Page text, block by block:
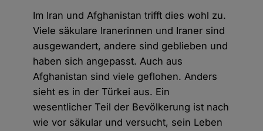
Im Iran und Afghanistan trifft dies wohl zu.
Viele säkulare Iranerinnen und Iraner sind
ausgewandert, andere sind geblieben und
haben sich angepasst. Auch aus
Afghanistan sind viele geflohen. Anders
sieht es in der Türkei aus. Ein
wesentlicher Teil der Bevölkerung ist nach
wie vor säkular und versucht, sein Leben